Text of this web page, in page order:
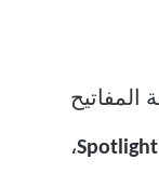
Spotlight،